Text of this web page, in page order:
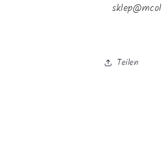
Teilen